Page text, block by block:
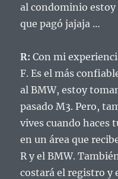
al condominio
que pagó jajaja …
R: Con mi
F. Es el más
al BMW, estoy
pasado M3. Pero,
vives cuando haces
en un área que
R y el BMW.
costará el registro y